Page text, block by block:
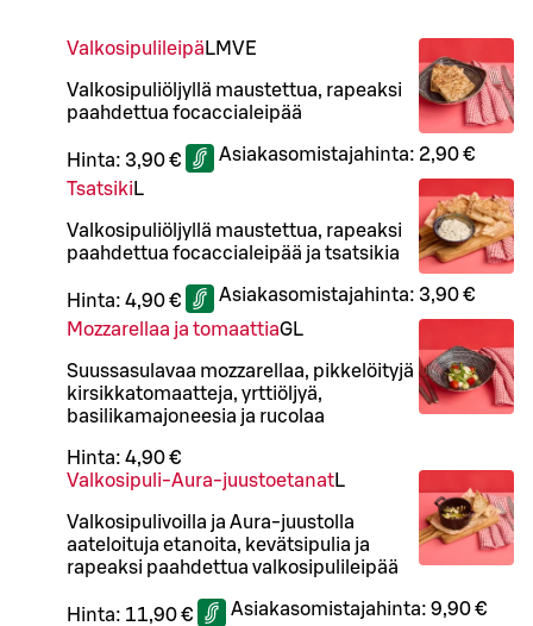
Valkosipulileipä LMVE
Valkosipuliöljyllä maustettua, rapeaksi
paahdettua focaccialeipää
Hinta: 3,90 € Asiakasomistajahinta: 2,90 €
Tsatsiki L
Valkosipuliöljyllä maustettua, rapeaksi
paahdettua focaccialeipää ja tsatsikia
Hinta: 4,90 € Asiakasomistajahinta: 3,90 €
Mozzarellaa ja tomaattiaGL
Suussasulavaa mozzarellaa, pikkelöityjä
kirsikkatomaatteja, yrttiöljyä,
basilikamajoneesia ja rucolaa
Hinta: 4,90 €
Valkosipuli-Aura-juustoetanatL
Valkosipulivoilla ja Aura-juustolla
aateloituja etanoita, kevätsipulia ja
rapeaksi paahdettua valkosipulileipää
Hinta: 11,90 € Asiakasomistajahinta: 9,90 €